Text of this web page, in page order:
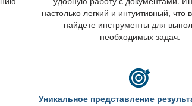
настолько легкий и интуитивный, что
найдете инструменты для
необходимых задач.
Уникальное представление